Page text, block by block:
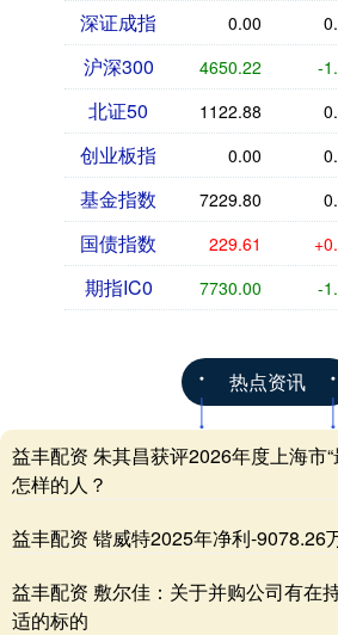
深证成指 0.00
沪深300 4650.22 -
北证50 1122.88
创业板指 0.00
基金指数 7229.80
国债指数 229.61
期指IC0 7730.00 -
热点资讯
益丰配资 朱其昌获评2026年度上海市
怎样的人？
益丰配资 锴威特2025年净利-9078.26
益丰配资 敷尔佳：关于并购公司有在
适的标的